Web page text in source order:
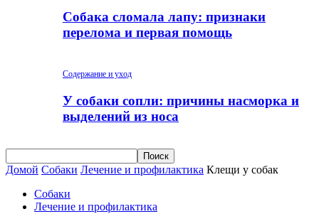
Собака сломала лапу: признаки
перелома и первая помощь
Содержание и уход
У собаки сопли: причины насморка и
выделений из носа
Домой Собаки Лечение и профилактика Клещи у собак
Собаки
Лечение и профилактика